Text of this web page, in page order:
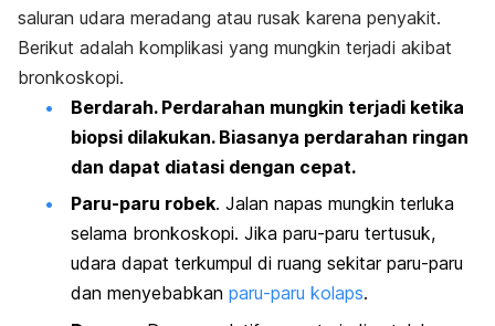
saluran udara meradang atau rusak karena penyakit.
Berikut adalah komplikasi yang mungkin terjadi akibat
bronkoskopi.
Berdarah. Perdarahan mungkin terjadi ketika
biopsi dilakukan. Biasanya perdarahan ringan
dan dapat diatasi dengan cepat.
Paru-paru robek. Jalan napas mungkin terluka
selama bronkoskopi. Jika paru-paru tertusuk,
udara dapat terkumpul di ruang sekitar paru-paru
dan menyebabkan paru-paru kolaps.